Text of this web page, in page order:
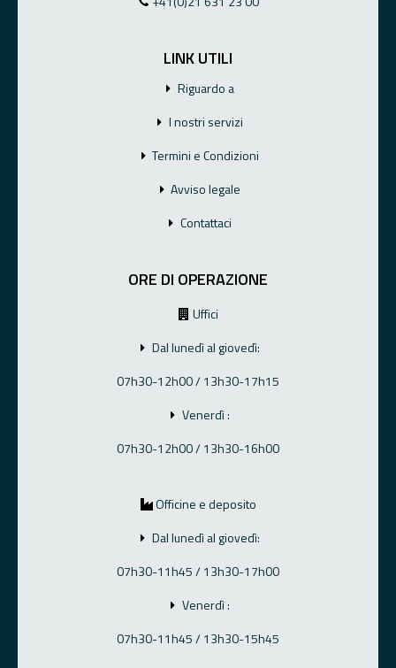
LINK UTILI
Riguardo a
I nostri servizi
Termini e Condizioni
Avviso legale
Contattaci
ORE DI OPERAZIONE
Uffici
Dal lunedì al giovedì:
07h30-12h00 / 13h30-17h15
Venerdì :
07h30-12h00 / 13h30-16h00
Officine e deposito
Dal lunedì al giovedì:
07h30-11h45 / 13h30-17h00
Venerdì :
07h30-11h45 / 13h30-15h45